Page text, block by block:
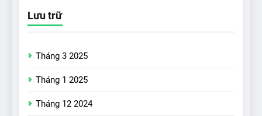
Lưu trữ
Tháng 3 2025
Tháng 1 2025
Tháng 12 2024